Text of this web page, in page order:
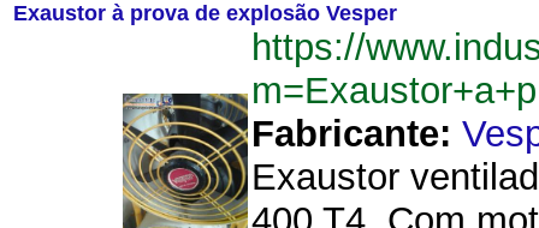
Exaustor à prova de explosão Vesper
https://
Fabricante:
Exaustor